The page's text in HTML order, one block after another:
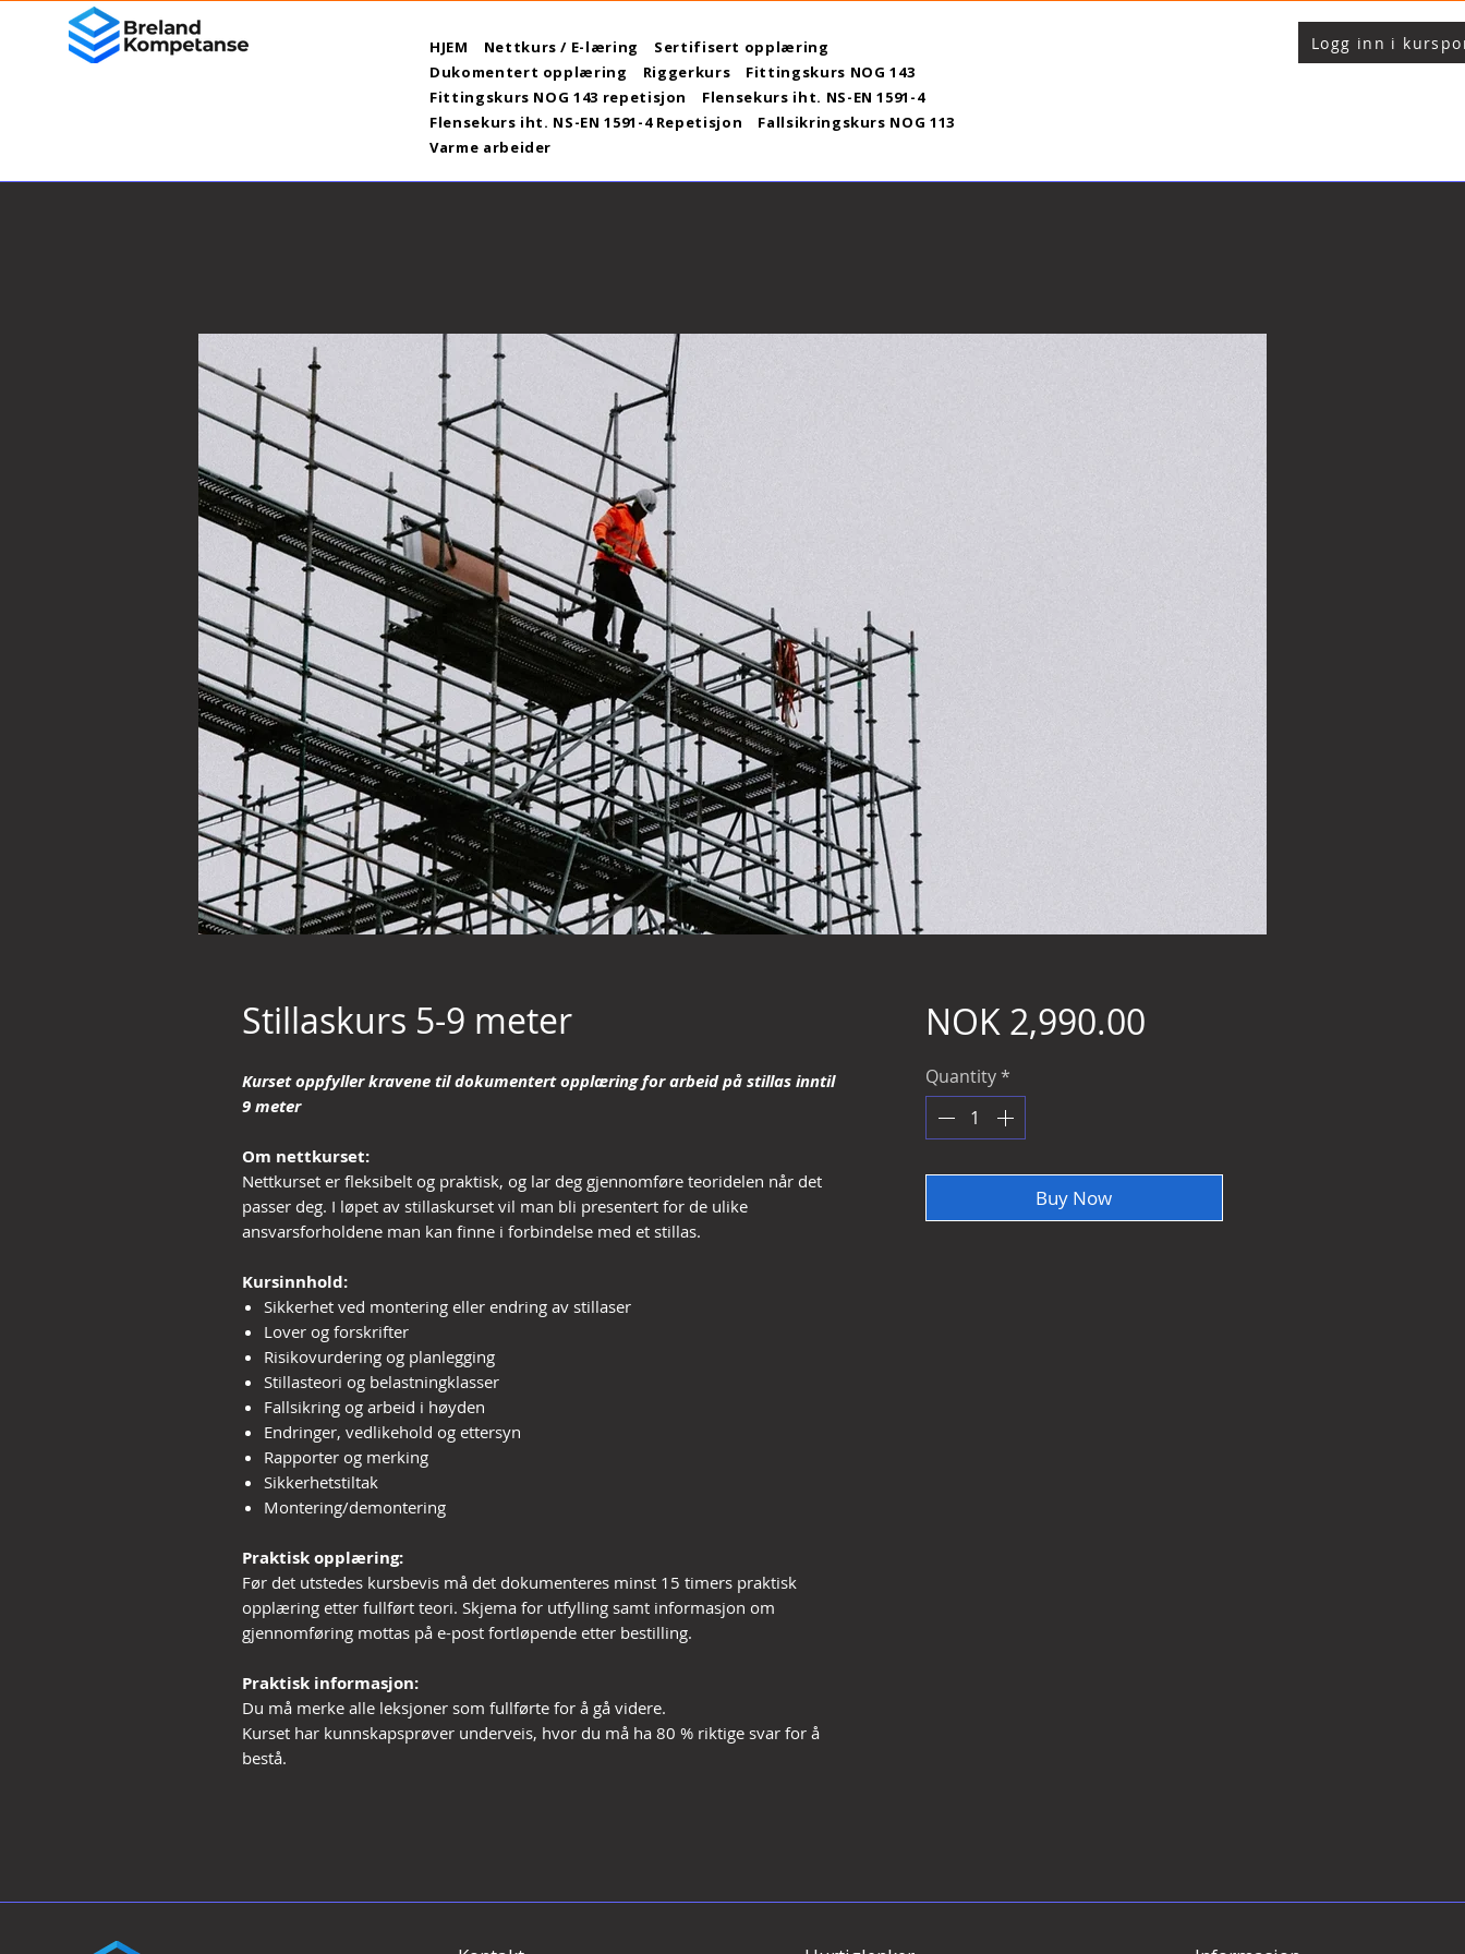
HJEM Nettkurs / E-læring
Sertifisert opplæring
Dukomentert opplæring
Riggerkurs
Fittingskurs NOG 143
Fittingskurs NOG 143 repetisjon
Flensekurs iht. NS-EN 1591-4
Flensekurs iht. NS-EN 1591-4 Repetisjon
Fallsikringskurs NOG 113
Varme arbeider
Logg inn i
Stillaskurs 5-9 meter
Kurset oppfyller kravene til dokumentert opplæring for arbeid på stillas inntil
9 meter
Om nettkurset:
Nettkurset er fleksibelt og praktisk, og lar deg gjennomføre teoridelen når det
passer deg. I løpet av stillaskurset vil man bli presentert for de ulike
ansvarsforholdene man kan finne i forbindelse med et stillas.
Kursinnhold:
Sikkerhet ved montering eller endring av stillaser
Lover og forskrifter
Risikovurdering og planlegging
Stillasteori og belastningklasser
Fallsikring og arbeid i høyden
Endringer, vedlikehold og ettersyn
Rapporter og merking
Sikkerhetstiltak
Montering/demontering
Praktisk opplæring:
Før det utstedes kursbevis må det dokumenteres minst 15 timers praktisk
opplæring etter fullført teori. Skjema for utfylling samt informasjon om
gjennomføring mottas på e-post fortløpende etter bestilling.
Praktisk informasjon:
Du må merke alle leksjoner som fullførte for å gå videre.
Kurset har kunnskapsprøver underveis, hvor du må ha 80 % riktige svar for å
bestå.
NOK 2,990.00Price
Quantity*
Buy Now